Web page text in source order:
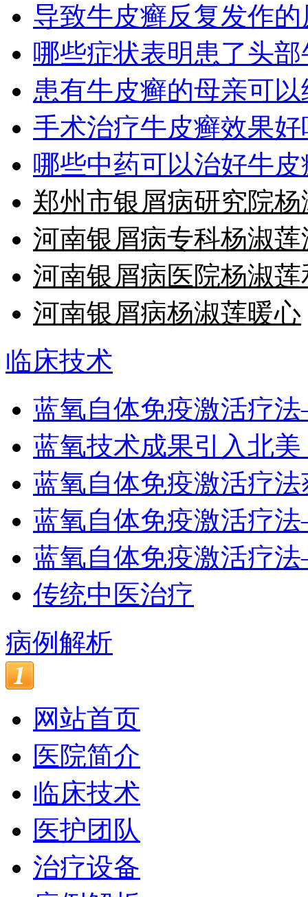
导致牛皮癣反复发作的
哪些症状表明患了头
患有牛皮癣的母亲可
手术治疗牛皮癣效果好
哪些中药可以治好牛皮
郑州市银屑病研究院
河南银屑病专科杨淑莲
河南银屑病医院杨淑莲
河南银屑病杨淑莲暖心
临床技术
蓝氧自体免疫激活疗
蓝氧技术成果引入北
蓝氧自体免疫激活疗
蓝氧自体免疫激活疗
蓝氧自体免疫激活疗
传统中医治疗
病例解析
网站首页
医院简介
临床技术
医护团队
治疗设备